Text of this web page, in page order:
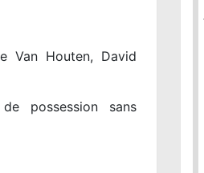
Van Houten, David
possession sans